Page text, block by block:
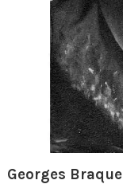
Georges Braque